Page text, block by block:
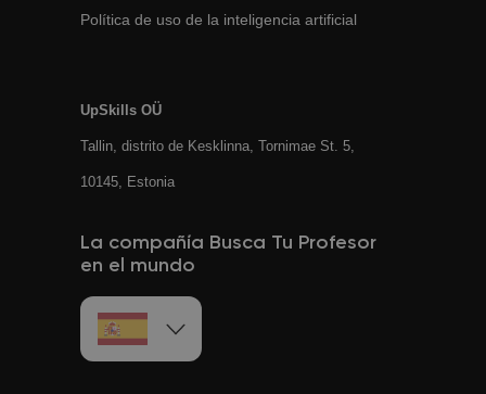
Política de uso de la inteligencia artificial
UpSkills OÜ
Tallin, distrito de Kesklinna, Tornimаe St. 5,
10145, Estonia
La compañía Busca Tu Profesor
en el mundo